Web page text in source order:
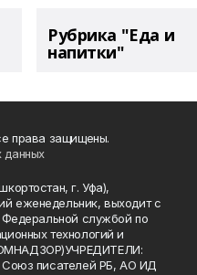
Рубрика "Еда и
напитки"
права защищены.
данных
г. Уфа),
еженедельник, выходит с
Федеральной службой по
технологий и
Союз писателей РБ, АО ИД